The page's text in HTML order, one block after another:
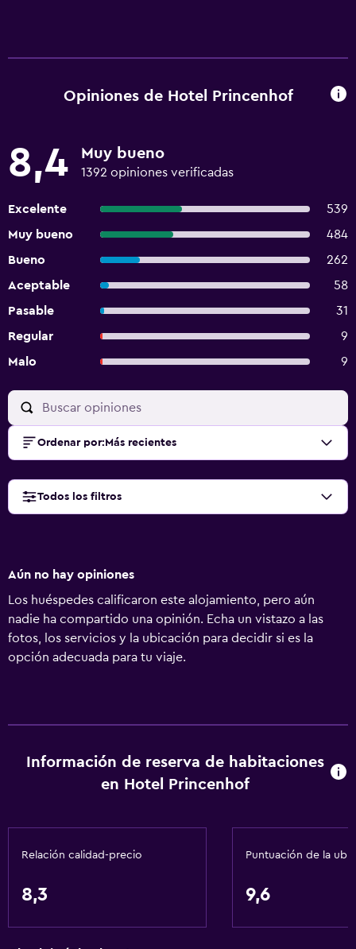
Opiniones de Hotel Princenhof
8,4 Muy bueno
1392 opiniones verificadas
Excelente
539
Muy bueno
484
Bueno
262
Aceptable
58
Pasable
31
Regular
9
Malo
9
Ordenar por: Más recientes
Todos los filtros
Aún no hay opiniones
Los huéspedes calificaron este alojamiento, pero aún
nadie ha compartido una opinión. Echa un vistazo a las
fotos, los servicios y la ubicación para decidir si es la
opción adecuada para tu viaje.
Información de reserva de habitaciones
en Hotel Princenhof
Relación calidad-precio
8,3
Puntuación de la
9,6